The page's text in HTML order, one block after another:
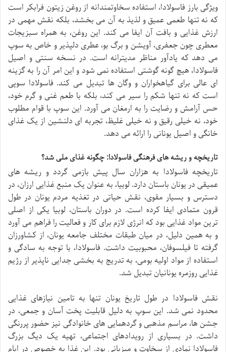
ویژگی بارز فاسولادا، استفاده سخاوتمندانه از روغن زیتون فرابکر است
که نه تنها طعمی عمیق و لذیذ به آن می بخشد، بلکه نقش مهمی در
ارزش غذایی و بافت آن ایفا می کند. این روغن، به همراه سبزیجات
معطری چون جعفری، آویشن و برگ بو، عطری دلپذیر و خاص به سوپ
می دهد که یادآور مناظر مدیترانه است. در نسخه سنتی و اصیل
فاسولادا، هیچ گونه گوشتی استفاده نمی شود و این امر آن را به گزینه
ای عالی برای گیاهخواران و وگان ها تبدیل می کند. فاسولادا سوپی
است که نه تنها شکم را سیر می کند، بلکه با طعم غنی و گرم خود،
حس آرامش و رضایت را به ارمغان می آورد. این سوپ با قوام مطلوب
خود، نه خیلی رقیق و نه خیلی غلیظ، تجربه ای دلنشین از یک غذای
خانگی و اصیل یونانی را ارائه می دهد.
تاریخچه و ریشه های فرهنگی فاسولادا: چگونه غذای ملی شد؟
تاریخچه فاسولادا به هزاران سال پیش بازمی گردد و ریشه های
عمیقی در یونان باستان دارد. لوبیا، به عنوان یک منبع غذایی ارزان، در
دسترس و بسیار مقوی، نقش حیاتی در تغذیه مردم یونان در طول
قرون متمادی ایفا کرده است. در دوران باستان، لوبیا یکی از اصلی
ترین مواد غذایی بود که انرژی لازم برای کار و فعالیت را فراهم می آورد
و به همین دلیل، در میان طبقات مختلف جامعه یونان، از کشاورزان
گرفته تا فیلسوفان، محبوبیت داشت. فاسولادا، با توجه به سادگی و
استفاده از مواد اولیه بومی، به تدریج به بخشی جدایی ناپذیر از رژیم
غذایی روزمره یونانیان تبدیل شد.
نقش فاسولادا در طول تاریخ یونان تنها به تامین نیازهای غذایی
محدود نمی شد. این سوپ به دلیل قابلیت پخت آسان و جمعی، در
جشن ها، مراسم مذهبی و گردهمایی های خانوادگی نیز حضور پررنگی
داشت. در بسیاری از رویدادهای اجتماعی، تهیه یک دیگ بزرگ
فاسولادا نمادی از سخاوت و میزبانی بود. این غذا به خصوص در ایام